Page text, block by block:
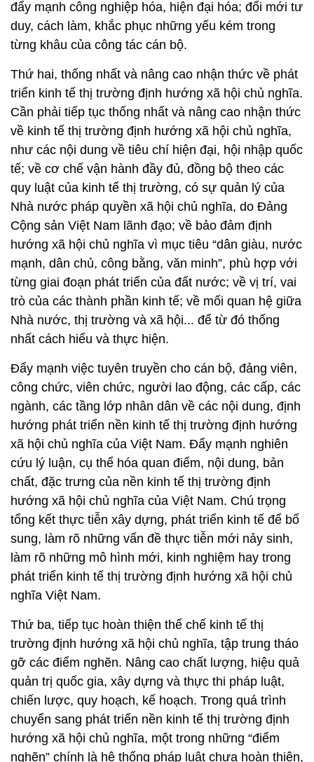
đẩy mạnh công nghiệp hóa, hiện đại hóa; đổi mới tư
duy, cách làm, khắc phục những yếu kém trong
từng khâu của công tác cán bộ.
Thứ hai, thống nhất và nâng cao nhận thức về phát
triển kinh tế thị trường định hướng xã hội chủ nghĩa.
Cần phải tiếp tục thống nhất và nâng cao nhận thức
về kinh tế thị trường định hướng xã hội chủ nghĩa,
như các nội dung về tiêu chí hiện đại, hội nhập quốc
tế; về cơ chế vận hành đầy đủ, đồng bộ theo các
quy luật của kinh tế thị trường, có sự quản lý của
Nhà nước pháp quyền xã hội chủ nghĩa, do Đảng
Cộng sản Việt Nam lãnh đạo; về bảo đảm định
hướng xã hội chủ nghĩa vì mục tiêu “dân giàu, nước
mạnh, dân chủ, công bằng, văn minh”, phù hợp với
từng giai đoạn phát triển của đất nước; về vị trí, vai
trò của các thành phần kinh tế; về mối quan hệ giữa
Nhà nước, thị trường và xã hội... để từ đó thống
nhất cách hiểu và thực hiện.
Đẩy mạnh việc tuyên truyền cho cán bộ, đảng viên,
công chức, viên chức, người lao động, các cấp, các
ngành, các tầng lớp nhân dân về các nội dung, định
hướng phát triển nền kinh tế thị trường định hướng
xã hội chủ nghĩa của Việt Nam. Đẩy mạnh nghiên
cứu lý luận, cụ thể hóa quan điểm, nội dung, bản
chất, đặc trưng của nền kinh tế thị trường định
hướng xã hội chủ nghĩa của Việt Nam. Chú trọng
tổng kết thực tiễn xây dựng, phát triển kinh tế để bổ
sung, làm rõ những vấn đề thực tiễn mới nảy sinh,
làm rõ những mô hình mới, kinh nghiệm hay trong
phát triển kinh tế thị trường định hướng xã hội chủ
nghĩa Việt Nam.
Thứ ba, tiếp tục hoàn thiện thể chế kinh tế thị
trường định hướng xã hội chủ nghĩa, tập trung tháo
gỡ các điểm nghẽn. Nâng cao chất lượng, hiệu quả
quản trị quốc gia, xây dựng và thực thi pháp luật,
chiến lược, quy hoạch, kế hoạch. Trong quá trình
chuyển sang phát triển nền kinh tế thị trường định
hướng xã hội chủ nghĩa, một trong những “điểm
nghẽn” chính là hệ thống pháp luật chưa hoàn thiện,